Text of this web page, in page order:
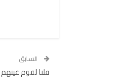
السابق
قلنا لقوم غينهم